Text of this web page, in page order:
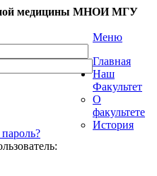
медицины МНОИ МГУ
Меню
Главная
Наш
Факультет
О
факультете
История